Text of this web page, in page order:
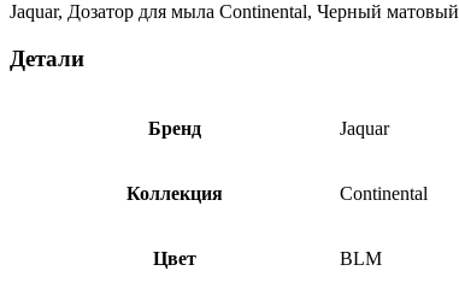
Jaquar, Дозатор для мыла Continental, Черный матовый
Детали
Бренд Jaquar
Коллекция Continental
Цвет BLM